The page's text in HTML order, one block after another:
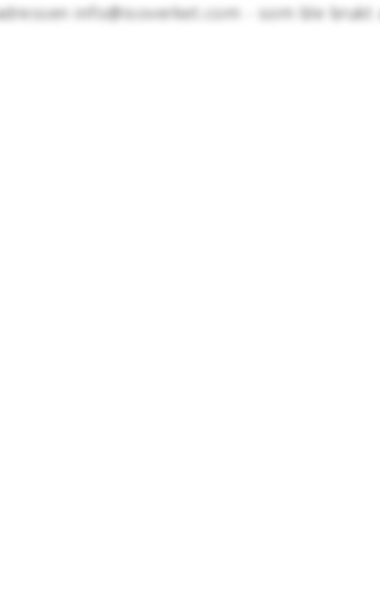
info@isoverket.com - som ble brukt